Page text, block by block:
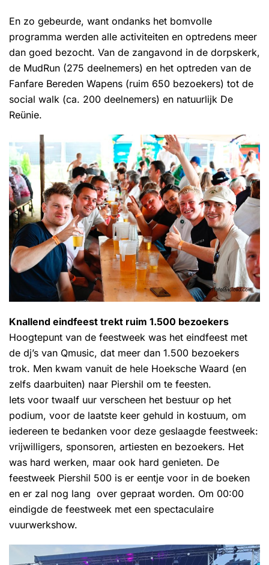
En zo gebeurde, want ondanks het bomvolle
programma werden alle activiteiten en optredens meer
dan goed bezocht. Van de zangavond in de dorpskerk,
de MudRun (275 deelnemers) en het optreden van de
Fanfare Bereden Wapens (ruim 650 bezoekers) tot de
social walk (ca. 200 deelnemers) en natuurlijk De
Reünie.
Knallend eindfeest trekt ruim 1.500 bezoekers
Hoogtepunt van de feestweek was het eindfeest met
de dj’s van Qmusic, dat meer dan 1.500 bezoekers
trok. Men kwam vanuit de hele Hoeksche Waard (en
zelfs daarbuiten) naar Piershil om te feesten.
Iets voor twaalf uur verscheen het bestuur op het
podium, voor de laatste keer gehuld in kostuum, om
iedereen te bedanken voor deze geslaagde feestweek:
vrijwilligers, sponsoren, artiesten en bezoekers. Het
was hard werken, maar ook hard genieten. De
feestweek Piershil 500 is er eentje voor in de boeken
en er zal nog lang over gepraat worden. Om 00:00
eindigde de feestweek met een spectaculaire
vuurwerkshow.